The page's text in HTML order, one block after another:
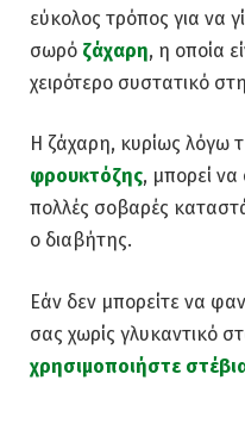
εύκολος τρόπος για να
σωρό ζάχαρη, η οποία
χειρότερο συστατικό
Η ζάχαρη, κυρίως λόγω
φρουκτόζης, μπορεί
πολλές σοβαρές
ο διαβήτης.
Εάν δεν μπορείτε να
σας χωρίς γλυκαντικό
χρησιμοποιήστε